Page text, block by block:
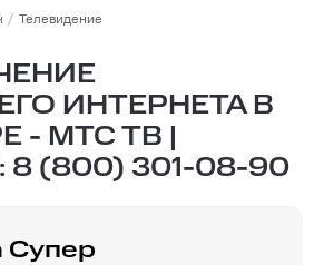
Телевидение
ИНТЕРНЕТА В
- МТС ТВ |
8 (800) 301-08-90